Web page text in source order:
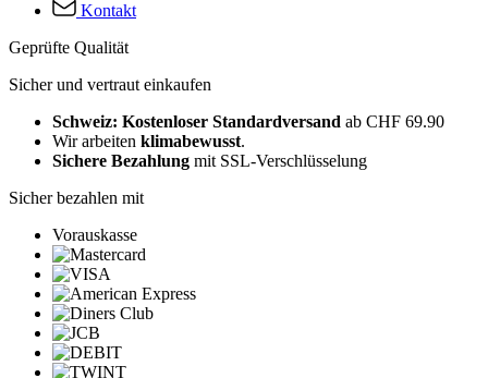
Kontakt
Geprüfte Qualität
Sicher und vertraut einkaufen
Schweiz: Kostenloser Standardversand ab CHF 69.90
Wir arbeiten klimabewusst.
Sichere Bezahlung mit SSL-Verschlüsselung
Sicher bezahlen mit
Vorauskasse